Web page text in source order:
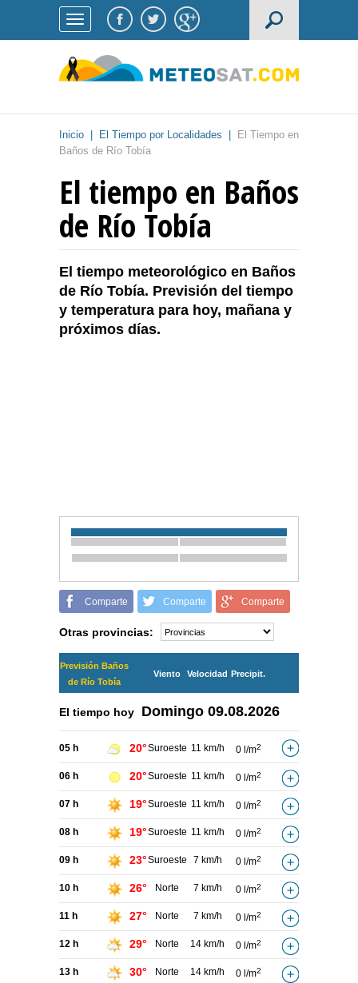
Inicio El Tiempo por Localidades
El Tiempo en
Baños de Río Tobía
El tiempo en Baños
de Río Tobía
El tiempo meteorológico en Baños
de Río Tobía. Previsión del tiempo
y temperatura para hoy, mañana y
próximos días.
Comparte Comparte Comparte
Otras provincias:
Previsión Baños
de Río Tobía
Viento Velocidad Precipit.
El tiempo hoy Domingo 09.08.2026
05 h 20°Suroeste 11 km/h 0 l/m2
06 h 20°Suroeste 11 km/h 0 l/m2
07 h 19°Suroeste 11 km/h 0 l/m2
08 h 19°Suroeste 11 km/h 0 l/m2
09 h 23°Suroeste 7 km/h 0 l/m2
10 h 26° Norte 7 km/h 0 l/m2
11 h 27° Norte 7 km/h 0 l/m2
12 h 29° Norte 14 km/h 0 l/m2
13 h 30° Norte 14 km/h 0 l/m2